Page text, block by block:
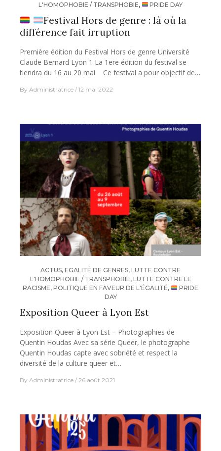
L'HOMOPHOBIE / TRANSPHOBIE, PRIDE DAY
Festival Hors de genre : là où la
différence fait irruption
Première édition du Festival Hors de genre Université
Claude Bernard Lyon 1 La 1ere édition du festival se
tiendra du 16 au 20 mai Ce festival a pour objectif de…
By Administratrice 12 mai 2022
ACTUS, EGALITÉ DE GENRES, LUTTE CONTRE
L'HOMOPHOBIE / TRANSPHOBIE, LUTTE CONTRE LE
RACISME,POLITIQUE EN FAVEUR DE L'ÉGALITÉ,
PRIDE
DAY
Exposition Queer à Lyon Est
Exposition Queer à Lyon Est – Photographies de
Quentin Houdas Avec sa série Queer, le photographe
Quentin Houdas capte avec sobriété et respect la
diversité de la culture queer et…
By Administratrice 26 août 2021